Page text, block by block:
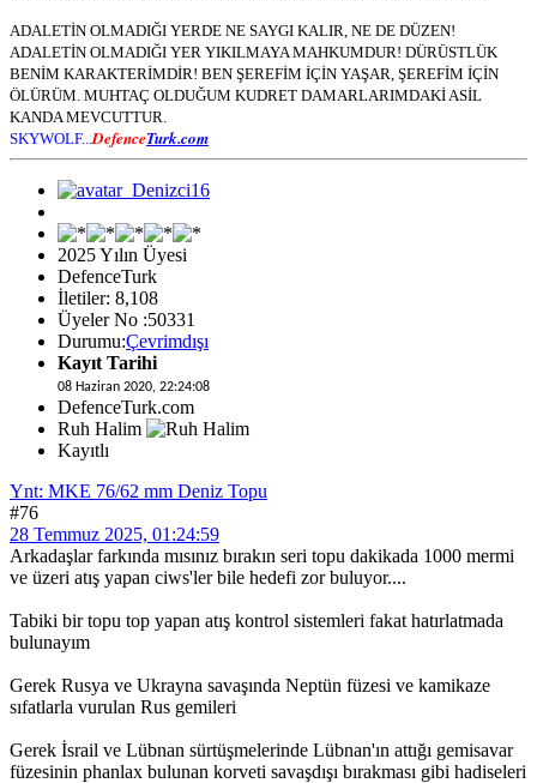
ADALETİN OLMADIĞI YERDE NE SAYGI KALIR, NE DE DÜZEN!
ADALETİN OLMADIĞI YER YIKILMAYA MAHKUMDUR! DÜRÜSTLÜK
BENİM KARAKTERİMDİR! BEN ŞEREFİM İÇİN YAŞAR, ŞEREFİM İÇİN
ÖLÜRÜM. MUHTAÇ OLDUĞUM KUDRET DAMARLARIMDAKİ ASİL
KANDA MEVCUTTUR.
SKYWOLF... DefenceTurk.com
2025 Yılın Üyesi
DefenceTurk
İletiler: 8,108
Üyeler No :50331
Durumu:Çevrimdışı
Kayıt Tarihi
08 Haziran 2020, 22:24:08
DefenceTurk.com
Ruh Halim
Kayıtlı
Ynt: MKE 76/62 mm Deniz Topu
#76
28 Temmuz 2025, 01:24:59
Arkadaşlar farkında mısınız bırakın seri topu dakikada 1000 mermi
ve üzeri atış yapan ciws'ler bile hedefi zor buluyor....
Tabiki bir topu top yapan atış kontrol sistemleri fakat hatırlatmada
bulunayım
Gerek Rusya ve Ukrayna savaşında Neptün füzesi ve kamikaze
sıfatlarla vurulan Rus gemileri
Gerek İsrail ve Lübnan sürtüşmelerinde Lübnan'ın attığı gemisavar
füzesinin phanlax bulunan korveti savaşdışı bırakması gibi hadiseleri